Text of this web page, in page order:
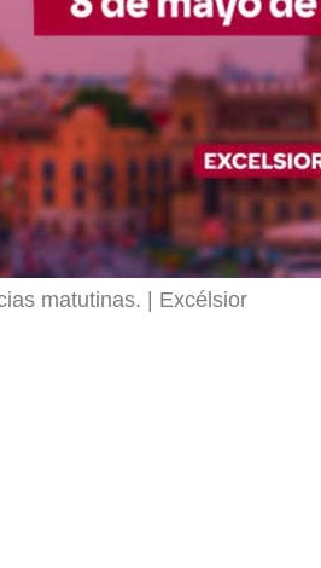
matutinas. Excélsior